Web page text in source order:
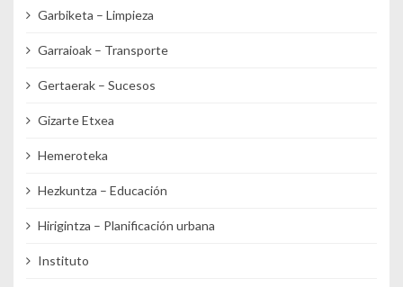
Garbiketa – Limpieza
Garraioak – Transporte
Gertaerak – Sucesos
Gizarte Etxea
Hemeroteka
Hezkuntza – Educación
Hirigintza – Planificación urbana
Instituto